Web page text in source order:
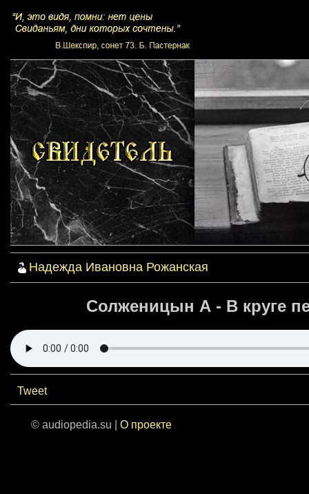
Надежда Ивановна Рожанская
Солженицын А - В круге
Tweet
© audiopedia.su | О проекте